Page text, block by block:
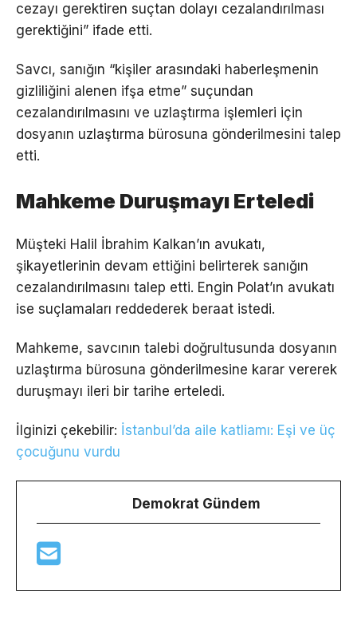
cezayı gerektiren suçtan dolayı cezalandırılması
gerektiğini” ifade etti.
Savcı, sanığın “kişiler arasındaki haberleşmenin
gizliliğini alenen ifşa etme” suçundan
cezalandırılmasını ve uzlaştırma işlemleri için
dosyanın uzlaştırma bürosuna gönderilmesini talep
etti.
Mahkeme Duruşmayı Erteledi
Müşteki Halil İbrahim Kalkan’ın avukatı,
şikayetlerinin devam ettiğini belirterek sanığın
cezalandırılmasını talep etti. Engin Polat’ın avukatı
ise suçlamaları reddederek beraat istedi.
Mahkeme, savcının talebi doğrultusunda dosyanın
uzlaştırma bürosuna gönderilmesine karar vererek
duruşmayı ileri bir tarihe erteledi.
İlginizi çekebilir: İstanbul’da aile katliamı: Eşi ve üç
çocuğunu vurdu
Demokrat Gündem